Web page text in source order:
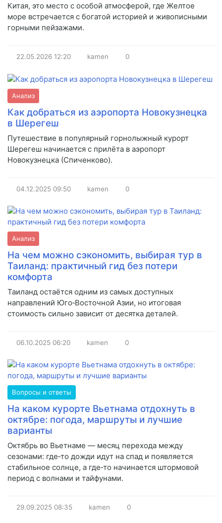
Китая, это место с особой атмосферой, где Желтое
море встречается с богатой историей и живописными
горными пейзажами.
22.05.2026 12:20 kamen 0
Анализ
Как добраться из аэропорта Новокузнецка
в Шерегеш
Путешествие в популярный горнолыжный курорт
Шерегеш начинается с прилёта в аэропорт
Новокузнецка (Спиченково).
04.12.2025 09:50 kamen 0
Анализ
На чем можно сэкономить, выбирая тур в
Таиланд: практичный гид без потери
комфорта
Таиланд остаётся одним из самых доступных
направлений Юго‑Восточной Азии, но итоговая
стоимость сильно зависит от десятка деталей.
06.10.2025 06:20 kamen 0
Вопросы и ответы
На каком курорте Вьетнама отдохнуть в
октябре: погода, маршруты и лучшие
варианты
Октябрь во Вьетнаме — месяц перехода между
сезонами: где‑то дожди идут на спад и появляется
стабильное солнце, а где‑то начинается штормовой
период с волнами и тайфунами.
29.09.2025 08:35 kamen 0